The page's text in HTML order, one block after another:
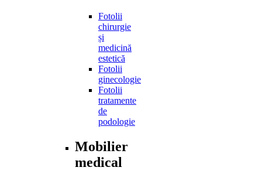
Fotolii
chirurgie
și
medicină
estetică
Fotolii
ginecologie
Fotolii
tratamente
de
podologie
Mobilier
medical